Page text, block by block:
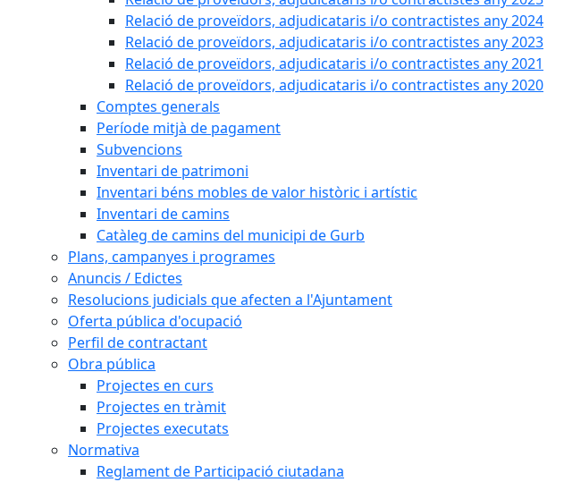
Relació de proveïdors, adjudicataris i/o contractistes any 2024
Relació de proveïdors, adjudicataris i/o contractistes any 2023
Relació de proveïdors, adjudicataris i/o contractistes any 2021
Relació de proveïdors, adjudicataris i/o contractistes any 2020
Comptes generals
Període mitjà de pagament
Subvencions
Inventari de patrimoni
Inventari béns mobles de valor històric i artístic
Inventari de camins
Catàleg de camins del municipi de Gurb
Plans, campanyes i programes
Anuncis / Edictes
Resolucions judicials que afecten a l'Ajuntament
Oferta pública d'ocupació
Perfil de contractant
Obra pública
Projectes en curs
Projectes en tràmit
Projectes executats
Normativa
Reglament de Participació ciutadana